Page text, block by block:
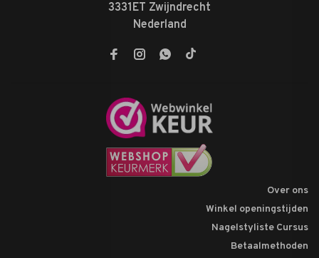
3331ET Zwijndrecht
Nederland
Over ons
Winkel openingstijden
Nagelstyliste Cursus
Betaalmethoden